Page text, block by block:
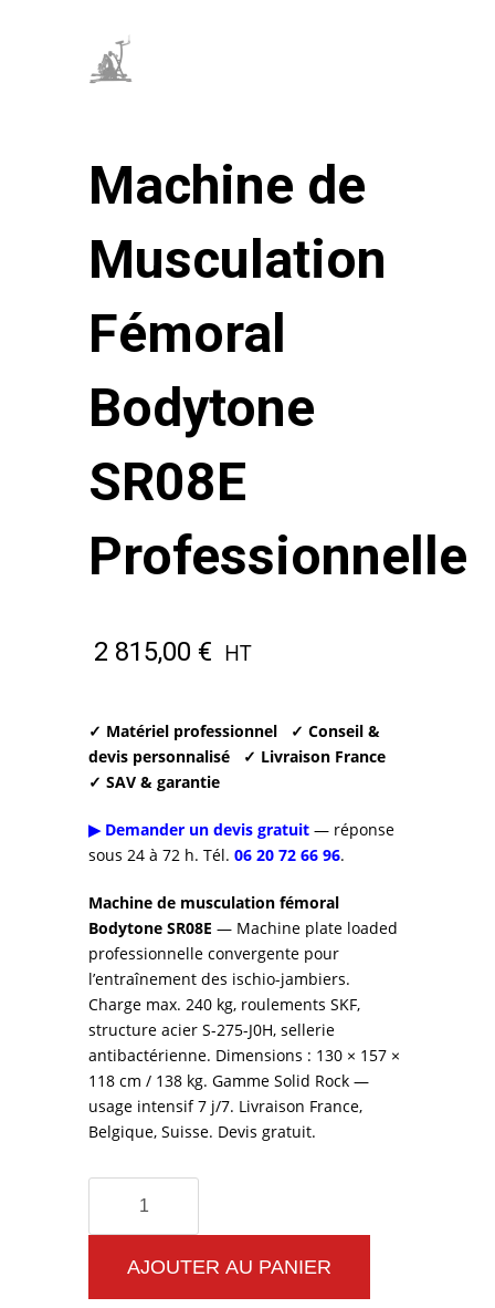
Machine de
Musculation
Fémoral
Bodytone
SR08E
Professionnelle
2 815,00 € HT
✓ Matériel professionnel
✓ Conseil &
devis personnalisé
✓ Livraison France
✓ SAV & garantie
▶ Demander un devis gratuit — réponse
sous 24 à 72 h. Tél. 06 20 72 66 96.
Machine de musculation fémoral
Bodytone SR08E — Machine plate loaded
professionnelle convergente pour
l’entraînement des ischio-jambiers.
Charge max. 240 kg, roulements SKF,
structure acier S-275-J0H, sellerie
antibactérienne. Dimensions : 130 × 157 ×
118 cm / 138 kg. Gamme Solid Rock —
usage intensif 7 j/7. Livraison France,
Belgique, Suisse. Devis gratuit.
quantité
de
Machine
de
AJOUTER AU PANIER